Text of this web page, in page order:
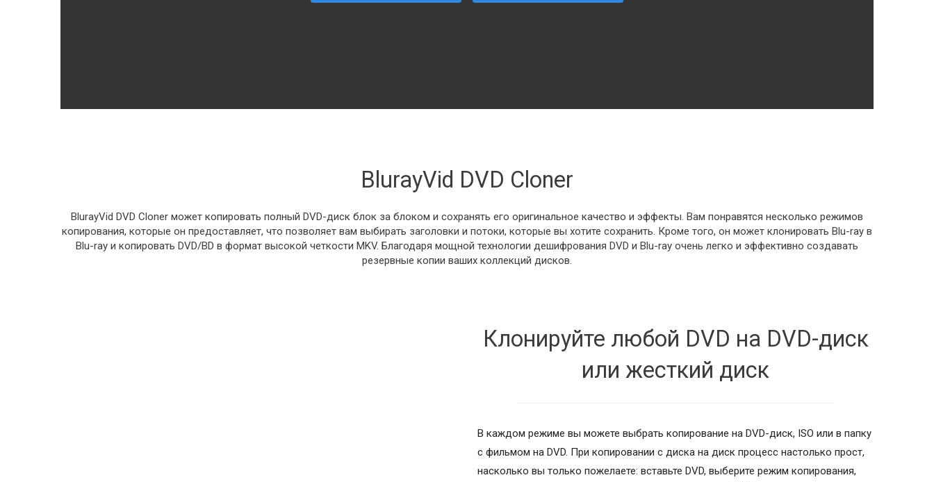
BlurayVid DVD Cloner
BlurayVid DVD Cloner может копировать полный DVD-диск блок за блоком и сохранять его оригинальное качество и эффекты. Вам понравятся несколько режимов
копирования, которые он предоставляет, что позволяет вам выбирать заголовки и потоки, которые вы хотите сохранить. Кроме того, он может клонировать Blu-ray в
Blu-ray и копировать DVD/BD в формат высокой четкости MKV. Благодаря мощной технологии дешифрования DVD и Blu-ray очень легко и эффективно создавать
резервные копии ваших коллекций дисков.
Клонируйте любой DVD на DVD-диск
или жесткий диск
В каждом режиме вы можете выбрать копирование на DVD-диск, ISO или в папку
с фильмом на DVD. При копировании с диска на диск процесс настолько прост,
насколько вы только пожелаете: вставьте DVD, выберите режим копирования,